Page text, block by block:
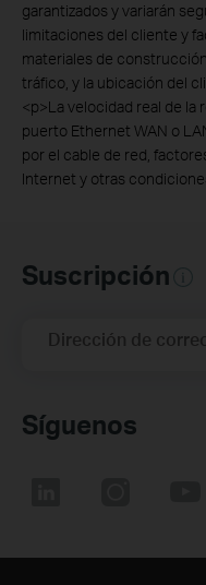
garantizados y variarán
limitaciones del cliente y
materiales de
tráfico, y la ubicación del
<p>La velocidad real de la
puerto Ethernet WAN o
por el cable de red,
Internet y otras
Suscripción
Dirección de
Síguenos